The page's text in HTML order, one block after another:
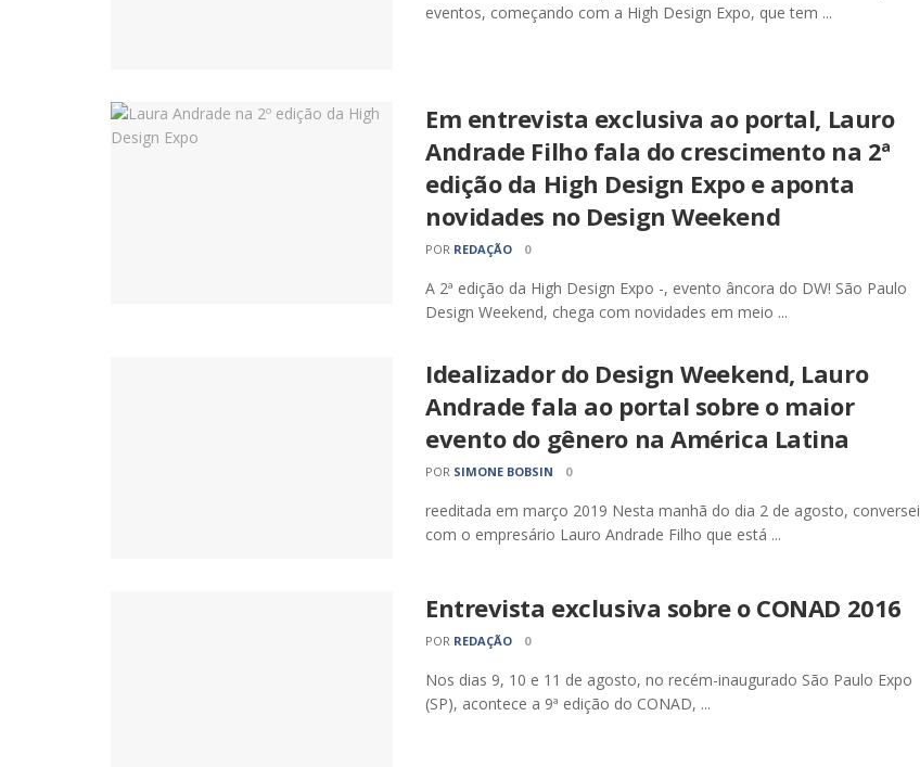
eventos, começando com a High Design Expo, que tem ...
Em entrevista exclusiva ao portal, Lauro
Andrade Filho fala do crescimento na 2ª
edição da High Design Expo e aponta
novidades no Design Weekend
POR REDAÇÃO 0
A 2ª edição da High Design Expo -, evento âncora do DW! São Paulo
Design Weekend, chega com novidades em meio ...
Idealizador do Design Weekend, Lauro
Andrade fala ao portal sobre o maior
evento do gênero na América Latina
POR SIMONE BOBSIN 0
reeditada em março 2019 Nesta manhã do dia 2 de agosto, conversei
com o empresário Lauro Andrade Filho que está ...
Entrevista exclusiva sobre o CONAD 2016
POR REDAÇÃO 0
Nos dias 9, 10 e 11 de agosto, no recém-inaugurado São Paulo Expo
(SP), acontece a 9ª edição do CONAD, ...